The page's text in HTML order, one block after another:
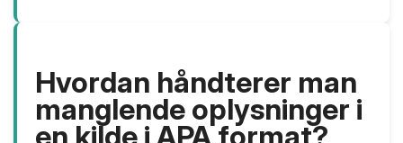
Hvordan håndterer man
manglende oplysninger i